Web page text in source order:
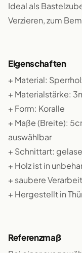
Ideal als
Verzieren, zum
Eigenschaften
+ Material:
+ Materialstärke:
+ Form: Koralle
+ Maße (Breite):
auswählbar
+ Schnittart:
+ Holz ist in
+ saubere
+ Hergestellt in
Referenzmaß